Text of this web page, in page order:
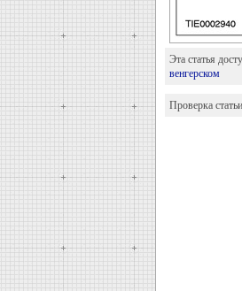
Эта статья
венгерском
Проверка